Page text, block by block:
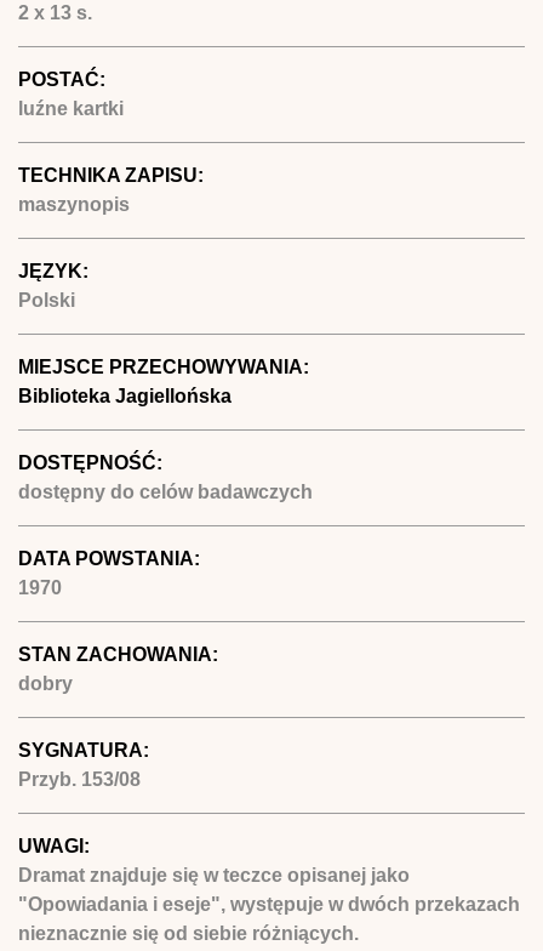
2 x 13 s.
POSTAĆ:
luźne kartki
TECHNIKA ZAPISU:
maszynopis
JĘZYK:
Polski
MIEJSCE PRZECHOWYWANIA:
Biblioteka Jagiellońska
DOSTĘPNOŚĆ:
dostępny do celów badawczych
DATA POWSTANIA:
1970
STAN ZACHOWANIA:
dobry
SYGNATURA:
Przyb. 153/08
UWAGI:
Dramat znajduje się w teczce opisanej jako
"Opowiadania i eseje", występuje w dwóch przekazach
nieznacznie się od siebie różniących.